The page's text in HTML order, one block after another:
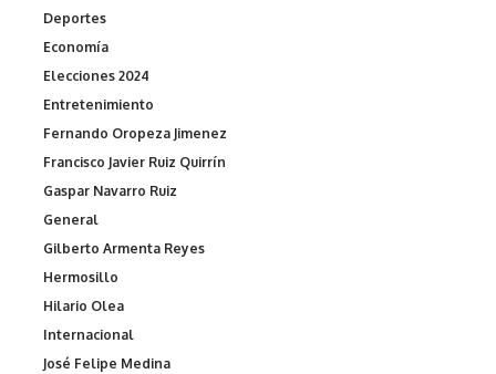
Deportes
Economía
Elecciones 2024
Entretenimiento
Fernando Oropeza Jimenez
Francisco Javier Ruiz Quirrín
Gaspar Navarro Ruiz
General
Gilberto Armenta Reyes
Hermosillo
Hilario Olea
Internacional
José Felipe Medina